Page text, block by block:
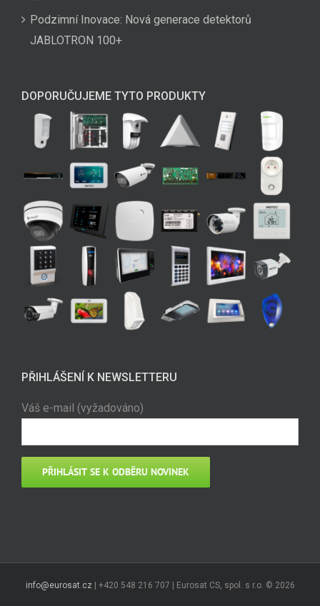
Podzimní Inovace: Nová generace detektorů
JABLOTRON 100+
DOPORUČUJEME TYTO PRODUKTY
PŘIHLÁŠENÍ K NEWSLETTERU
Váš e-mail (vyžadováno)
info@eurosat.cz| +420 548 216 707 | Eurosat CS, spol. s r.o. © 2026